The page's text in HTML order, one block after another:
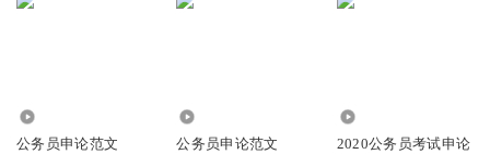
公务员申论范文 公务员申论范文
2020公务员考试申论